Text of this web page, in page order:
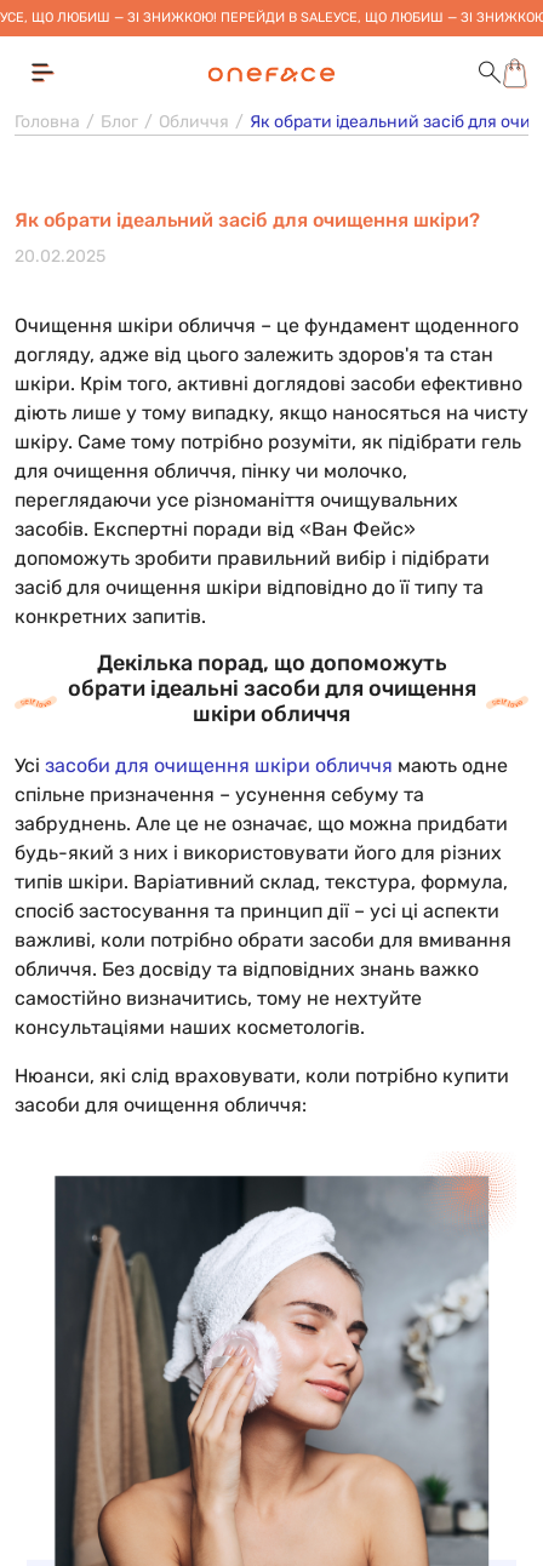
УСЕ, ЩО ЛЮБИШ — ЗІ ЗНИЖКОЮ! ПЕРЕЙДИ В SALEУСЕ, ЩО ЛЮБИШ — ЗІ
Головна Блог Обличчя Як обрати ідеальний засіб для
Як обрати ідеальний засіб для очищення шкіри?
20.02.2025
Очищення шкіри обличчя – це фундамент щоденного
догляду, адже від цього залежить здоров'я та стан
шкіри. Крім того, активні доглядові засоби ефективно
діють лише у тому випадку, якщо наносяться на чисту
шкіру. Саме тому потрібно розуміти, як підібрати гель
для очищення обличчя, пінку чи молочко,
переглядаючи усе різноманіття очищувальних
засобів. Експертні поради від «Ван Фейс»
допоможуть зробити правильний вибір і підібрати
засіб для очищення шкіри відповідно до її типу та
конкретних запитів.
Декілька порад, що допоможуть
обрати ідеальні засоби для очищення
шкіри обличчя
Усі засоби для очищення шкіри обличчя мають одне
спільне призначення – усунення себуму та
забруднень. Але це не означає, що можна придбати
будь-який з них і використовувати його для різних
типів шкіри. Варіативний склад, текстура, формула,
спосіб застосування та принцип дії – усі ці аспекти
важливі, коли потрібно обрати засоби для вмивання
обличчя. Без досвіду та відповідних знань важко
самостійно визначитись, тому не нехтуйте
консультаціями наших косметологів.
Нюанси, які слід враховувати, коли потрібно купити
засоби для очищення обличчя: